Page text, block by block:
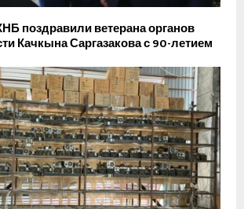
поздравили ветерана органов
Качкына Саргазакова с 90-летием